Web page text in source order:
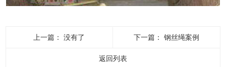
上一篇：没有了 下一篇：钢丝绳案例
返回列表